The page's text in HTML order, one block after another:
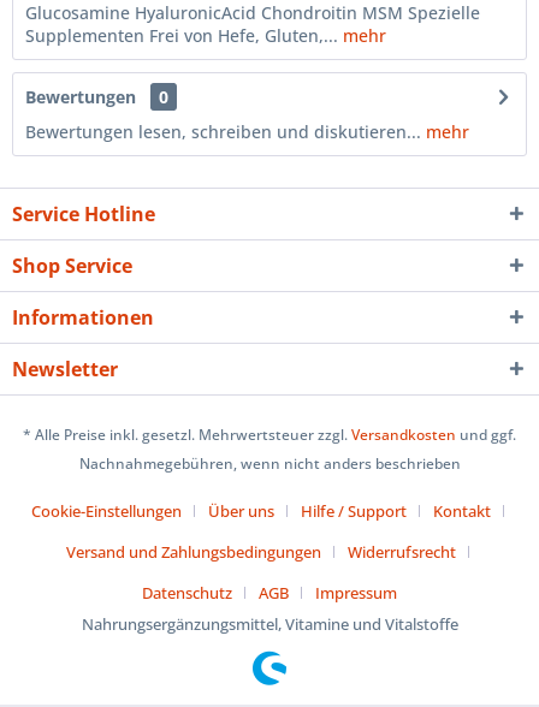
Glucosamine HyaluronicAcid Chondroitin MSM Spezielle
Supplementen Frei von Hefe, Gluten,... mehr
Bewertungen
0
Bewertungen lesen, schreiben und diskutieren... mehr
Service Hotline
Shop Service
Informationen
Newsletter
* Alle Preise inkl. gesetzl. Mehrwertsteuer zzgl.Versandkosten und ggf.
Nachnahmegebühren, wenn nicht anders beschrieben
Cookie-Einstellungen Über uns Hilfe / Support
Kontakt
Versand und Zahlungsbedingungen
Widerrufsrecht
Datenschutz
AGB
Impressum
Nahrungsergänzungsmittel, Vitamine und Vitalstoffe